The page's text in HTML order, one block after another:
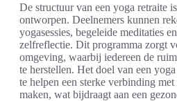
De structuur van een yoga retraite
ontworpen. Deelnemers kunnen
yogasessies, begeleide meditaties
zelfreflectie. Dit programma zorgt
omgeving, waarbij iedereen de
te herstellen. Het doel van een
te helpen een sterke verbinding
maken, wat bijdraagt aan een